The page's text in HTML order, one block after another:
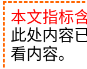
本文指标
此处内容
看内容。